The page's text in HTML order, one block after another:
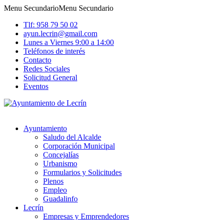
Menu SecundarioMenu Secundario
Tlf: 958 79 50 02
ayun.lecrin@gmail.com
Lunes a Viernes 9:00 a 14:00
Teléfonos de interés
Contacto
Redes Sociales
Solicitud General
Eventos
Ayuntamiento
Saludo del Alcalde
Corporación Municipal
Concejalías
Urbanismo
Formularios y Solicitudes
Plenos
Empleo
Guadalinfo
Lecrín
Empresas y Emprendedores